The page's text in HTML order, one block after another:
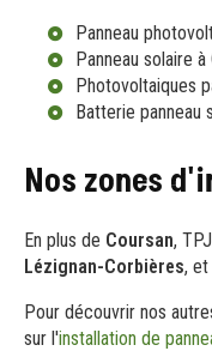
Panneau
Panneau solaire à
Photovoltaiques
Batterie panneau
Nos zones
En plus de Coursan,
Lézignan-Corbières, et
Pour découvrir nos
sur l'installation de